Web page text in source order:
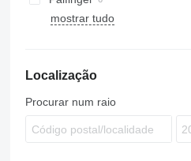
mostrar tudo
Localização
Procurar num raio